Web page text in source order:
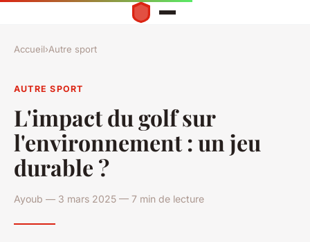
Accueil›Autre sport
AUTRE SPORT
L'impact du golf sur
l'environnement : un jeu
durable ?
Ayoub — 3 mars 2025 — 7 min de lecture